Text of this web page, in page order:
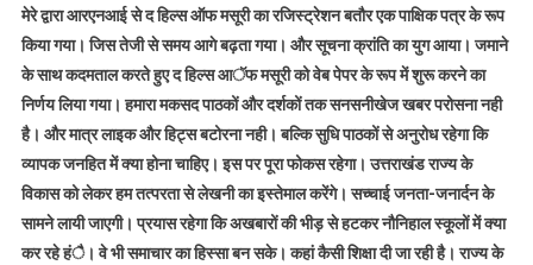
मेरे द्वारा आरएनआई से द हिल्स ऑफ मसूरी का रजिस्ट्रेशन बतौर एक पाक्षिक पत्र के रूप
किया गया। जिस तेजी से समय आगे बढ़ता गया। और सूचना क्रांति का युग आया। जमाने
के साथ कदमताल करते हुए द हिल्स आॅफ मसूरी को वेब पेपर के रूप में शुरू करने का
निर्णय लिया गया। हमारा मकसद पाठकों और दर्शकों तक सनसनीखेज खबर परोसना नही
है। और मात्र लाइक और हिट्स बटोरना नही। बल्कि सुधि पाठकों से अनुरोध रहेगा कि
व्यापक जनहित में क्या होना चाहिए। इस पर पूरा फोकस रहेगा। उत्तराखंड राज्य के
विकास को लेकर हम तत्परता से लेखनी का इस्तेमाल करेंगे। सच्चाई जनता-जनार्दन के
सामने लायी जाएगी। प्रयास रहेगा कि अखबारों की भीड़ से हटकर नौनिहाल स्कूलों में क्या
कर रहे हंै। वे भी समाचार का हिस्सा बन सके। कहां कैसी शिक्षा दी जा रही है। राज्य के